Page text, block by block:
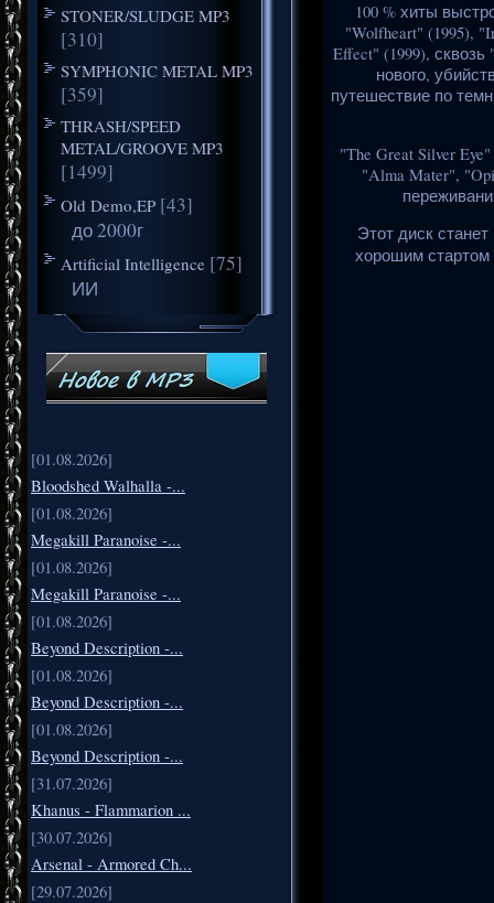
STONER/SLUDGE MP3
[310]
SYMPHONIC METAL MP3
[359]
THRASH/SPEED
METAL/GROOVE MP3
[1499]
Old Demo,EP [43]
до 2000г
Artificial Intelligence [75]
ИИ
[01.08.2026]
Bloodshed Walhalla -...
[01.08.2026]
Megakill Paranoise -...
[01.08.2026]
Megakill Paranoise -...
[01.08.2026]
Beyond Description -...
[01.08.2026]
Beyond Description -...
[01.08.2026]
Beyond Description -...
[31.07.2026]
Khanus - Flammarion ...
[30.07.2026]
Arsenal - Armored Ch...
[29.07.2026]
100 % хиты
"Wolfheart" (1995),
Effect" (1999), сквозь
нового,
путешествие по
"The Great Silver
"Alma Mater",
Этот диск
хорошим стартом